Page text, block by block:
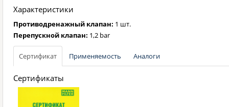
Характеристики
Противодренажный клапан: 1 шт.
Перепускной клапан: 1,2 bar
Сертификат Применяемость Аналоги
Сертификаты